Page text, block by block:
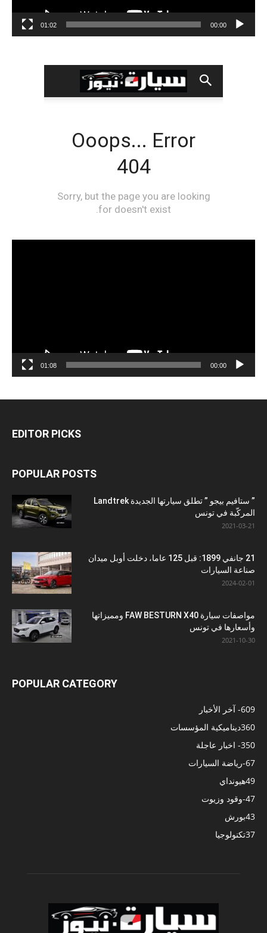
00:00
01:02
00:00
01:08
EDITOR PICKS
POPULAR POSTS
” ستافيم بيجو ” تطلق سيارتها الجديدة Landtrek
المركّبة في تونس
2021-03-21
21 جانفي 1899: قبل 125 عاما، دخلت أوبل ميدان
صناعة السيارات
2024-02-01
مواصفات سيارة FAW BESTURN X40 ومميزاتها
وأسعارها في تونس
2021-10-30
POPULAR CATEGORY
- آخر الأخبار609
ديناميكية المؤسسات360
- اخبار عاجلة350
-رياضة السيارات67
هيونداي49
-وقود وزيوت47
بورش43
تكنولوجيا37